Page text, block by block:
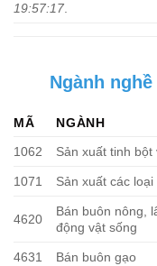
19:57:17
Ngành
MÃ
NGÀNH
1062
Sản xuất tinh
1071 Sản xuất các
4620
Bán buôn nông,
động vật sống
4631 Bán buôn gạo